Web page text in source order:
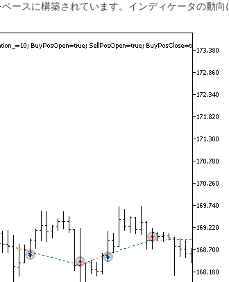
ースに構築されています。インディケータの動